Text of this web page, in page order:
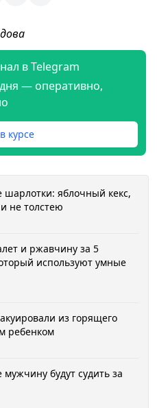
в Telegram
— оперативно,
курсе
яблочный кекс,
не толстею
и ржавчину за 5
используют умные
из горящего
ребенком
будут судить за